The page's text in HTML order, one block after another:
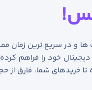
ها و در سریع ترین زمان
خود را فراهم
خریدهای شما، فارق از